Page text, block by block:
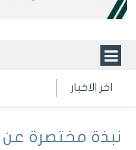
اخر الاخبار
نبذة مختصرة عن